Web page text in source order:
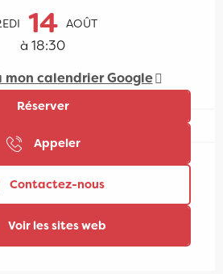
14 AOÛT
à 18:30
mon calendrier Google
Réserver
Appeler
Contactez-nous
Voir les sites web